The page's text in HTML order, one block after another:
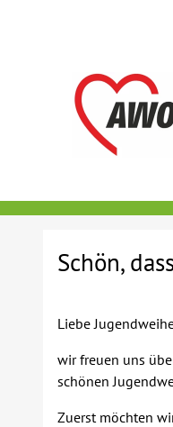
Schön,
Liebe
wir freuen uns
schönen
Zuerst möchten